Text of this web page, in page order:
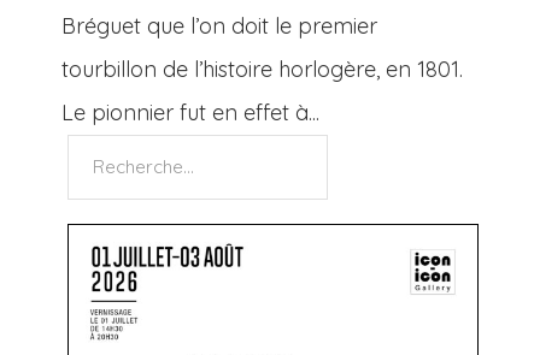
Bréguet que l’on doit le premier
tourbillon de l’histoire horlogère, en 1801.
Le pionnier fut en effet à...
Rechercher